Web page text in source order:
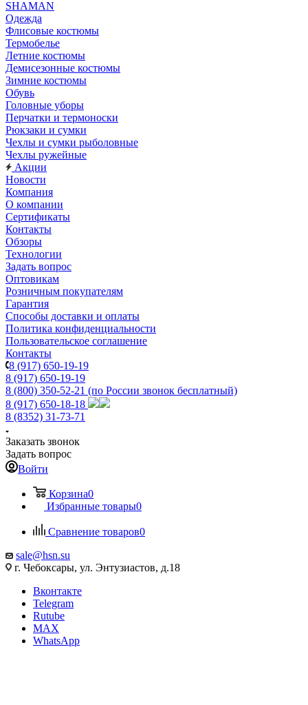
SHAMAN
Одежда
Флисовые костюмы
Термобелье
Летние костюмы
Демисезонные костюмы
Зимние костюмы
Обувь
Головные уборы
Перчатки и термоноски
Рюкзаки и сумки
Чехлы и сумки рыболовные
Чехлы ружейные
Акции
Новости
Компания
О компании
Сертификаты
Контакты
Обзоры
Технологии
Задать вопрос
Оптовикам
Розничным покупателям
Гарантия
Способы доставки и оплаты
Политика конфиденциальности
Пользовательское соглашение
Контакты
8 (917) 650-19-19
8 (917) 650-19-19
8 (800) 350-52-21 (по России звонок бесплатный)
8 (917) 650-18-18
8 (8352) 31-73-71
Заказать звонок
Задать вопрос
Войти
Корзина0
Избранные товары0
Сравнение товаров0
sale@hsn.su
г. Чебоксары, ул. Энтузиастов, д.18
Вконтакте
Telegram
Rutube
MAX
WhatsApp